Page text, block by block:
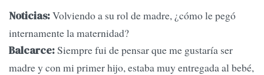
Noticias:Volviendo a su rol de madre, ¿cómo le pegó
internamente la maternidad?
Balcarce:Siempre fui de pensar que me gustaría ser
madre y con mi primer hijo, estaba muy entregada al bebé,